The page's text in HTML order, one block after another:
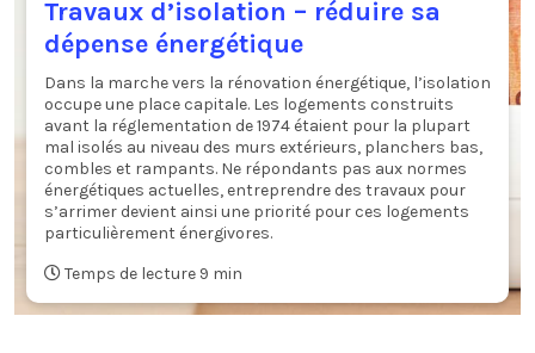
Travaux d’isolation – réduire sa
dépense énergétique
Dans la marche vers la rénovation énergétique, l’isolation
occupe une place capitale. Les logements construits
avant la réglementation de 1974 étaient pour la plupart
mal isolés au niveau des murs extérieurs, planchers bas,
combles et rampants. Ne répondants pas aux normes
énergétiques actuelles, entreprendre des travaux pour
s’arrimer devient ainsi une priorité pour ces logements
particulièrement énergivores.
Temps de lecture 9 min